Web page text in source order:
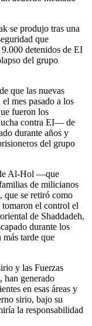
se produjo tras una
que
detenidos de EI
del grupo
que las nuevas
mes pasado a los
fueron los
contra EI— de
durante años y
del grupo
de Al-Hol —que
de milicianos
se retiró como
el control el
de Shaddadeh,
durante los
tarde que
y las Fuerzas
han generado
en esas áreas y
sirio, bajo su
la responsabilidad